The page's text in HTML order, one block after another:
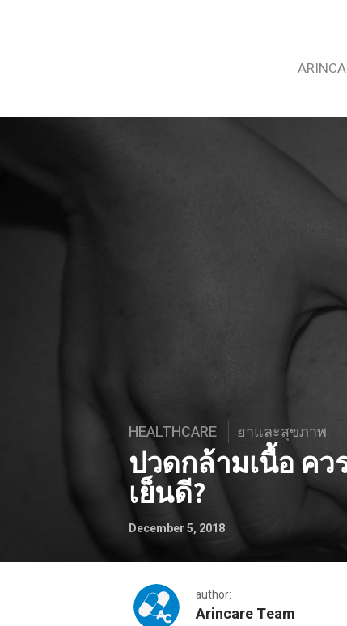
HEALTHCARE ยาและสุขภาพ
ปวดกล้ามเนื้อ ค
เย็นดี?
December 5, 2018
author:
Arincare Team